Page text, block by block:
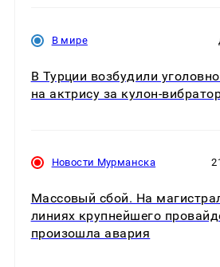
Такую зиму в России
никто не ждал: как
На
были
В мире
В Турции возбудили
на актрису за кулон-
Новости Мурманска
Массовый сбой. На
линиях крупнейшего
произошла авария